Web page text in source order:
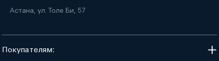
Астана, ул. Толе Би, 57
Покупателям: